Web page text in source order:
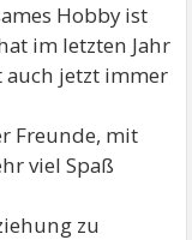
Hobby ist
im letzten Jahr
jetzt immer
Freunde, mit
viel Spaß
zu